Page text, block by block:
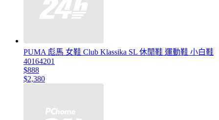
PUMA 彪馬 女鞋 Club Klassika SL 休閒鞋 運動鞋 小白鞋
40164201
$888
$2,380